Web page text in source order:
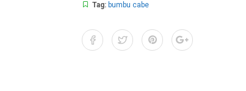
Tag: bumbu cabe